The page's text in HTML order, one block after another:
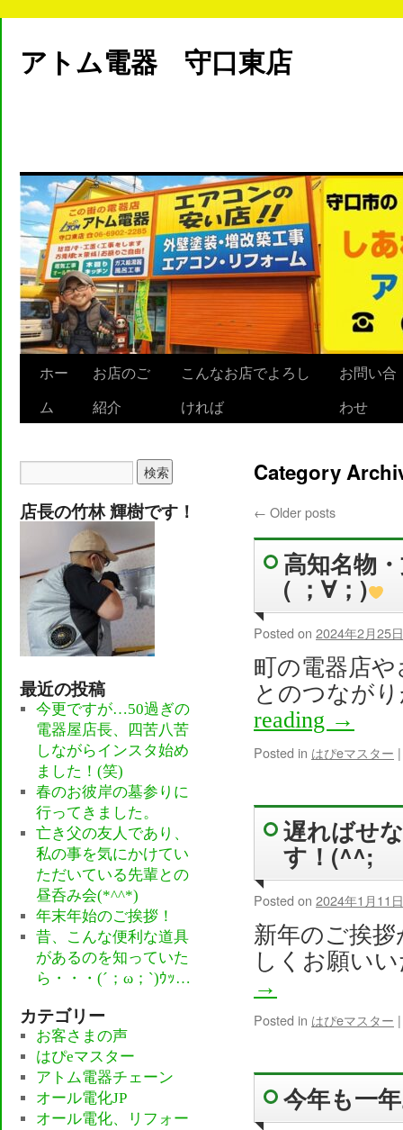
アトム電器 守口東店
Skip
ホー
ム
お店のご
紹介
こんなお店でよろし
ければ
お問い合
わせ
Category
← Older posts
高知名物
( ；∀；)
Posted on 2024年2月25日
町の電器店
とのつなが
reading →
Posted in はぴeマスター |
遅ればせ
す！(^^;
Posted on 2024年1月11日
新年のご挨
しくお願い
→
Posted in はぴeマスター |
今年も一
店長の竹林 輝樹です！
最近の投稿
今更ですが…50過ぎの
電器屋店長、四苦八苦
しながらインスタ始め
ました！(笑)
春のお彼岸の墓参りに
行ってきました。
亡き父の友人であり、
私の事を気にかけてい
ただいている先輩との
昼呑み会(*^^*)
年末年始のご挨拶！
昔、こんな便利な道具
があるのを知っていた
ら・・・(´；ω；`)ｳｯ…
カテゴリー
お客さまの声
はぴeマスター
アトム電器チェーン
オール電化JP
オール電化、リフォー